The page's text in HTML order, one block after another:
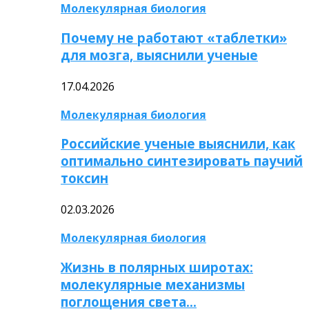
Молекулярная биология
Почему не работают «таблетки»
для мозга, выяснили ученые
17.04.2026
Молекулярная биология
Российские ученые выяснили, как
оптимально синтезировать паучий
токсин
02.03.2026
Молекулярная биология
Жизнь в полярных широтах:
молекулярные механизмы
поглощения света…